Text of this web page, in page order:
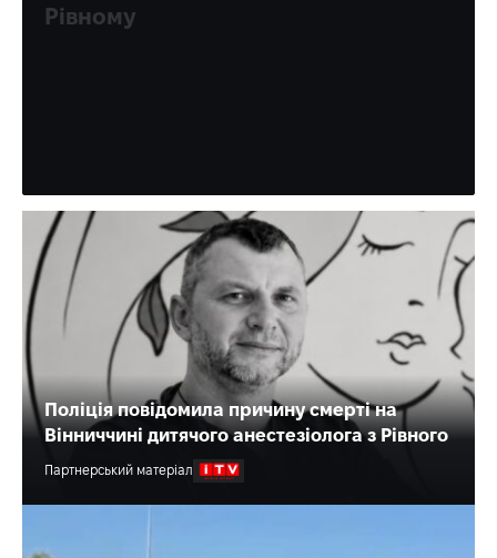
Рівному
Поліція повідомила причину смерті на
Вінниччині дитячого анестезіолога з Рівного
Партнерський матеріал